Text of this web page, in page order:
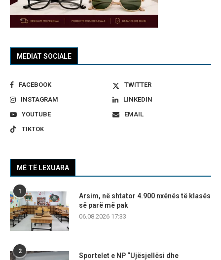
MEDIAT SOCIALE
FACEBOOK
TWITTER
INSTAGRAM
LINKEDIN
YOUTUBE
EMAIL
TIKTOK
MË TË LEXUARA
1
Arsim, në shtator 4.900 nxënës të klasës
së parë më pak
06.08.2026 17:33
2
Sportelet e NP “Ujësjellësi dhe